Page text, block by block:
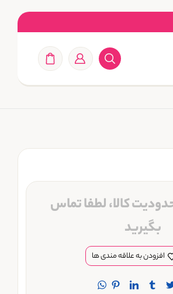
کالا، لطفا تماس
بگیرید
افزودن به علاقه مندی ها